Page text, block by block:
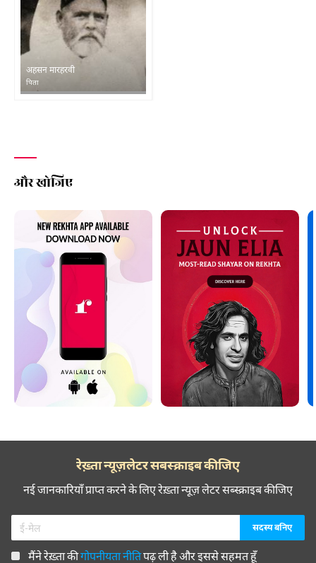
अहसन मारहरवी
पिता
और खोजिए
रेख़्ता न्यूज़लेटर सबस्क्राइब कीजिए
नई जानकारियाँ प्राप्त करने के लिए रेख़्ता न्यूज़ लेटर सब्स्क्राइब कीजिए
मैंने रेख़्ता कीगोपनीयता नीतिपढ़ ली है और इससे सहमत हूँ